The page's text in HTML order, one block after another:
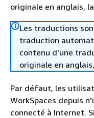
originale en anglais,
Les traductions
traduction
contenu d'une
originale en
Par défaut, les
WorkSpaces depuis
connecté à Internet.